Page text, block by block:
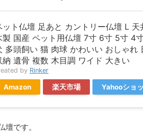
ット仏壇 足あと カントリー仏壇 L
製 国産 ペット用仏壇 7寸 6寸 5寸 4
多頭飼い 猫 肉球 かわいい おしゃれ
納 遺骨 複数 木目調 ワイド 大きい
by Rinker
Amazon 楽天市場 Yahooショ
です。